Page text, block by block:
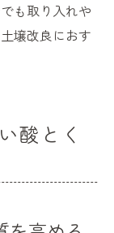
も取り入れや
壌改良におす
酸とく